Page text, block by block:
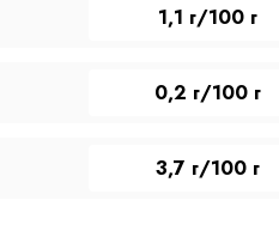
1,1 г/100 г
0,2 г/100 г
3,7 г/100 г